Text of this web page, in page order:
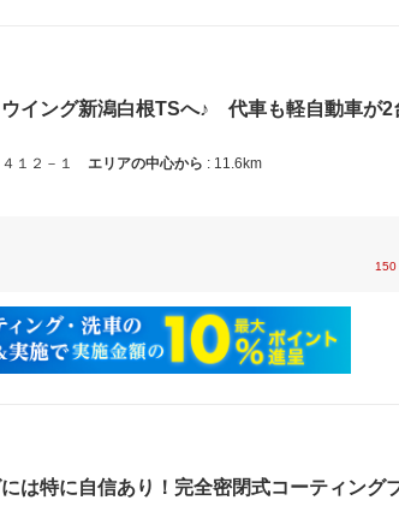
イング新潟白根TSへ♪ 代車も軽自動車が2
た専門スタッフが、受注、施工、お引き渡
１２－１
エリアの中心から : 11.6km
150
は特に自信あり！完全密閉式コーティング
す。